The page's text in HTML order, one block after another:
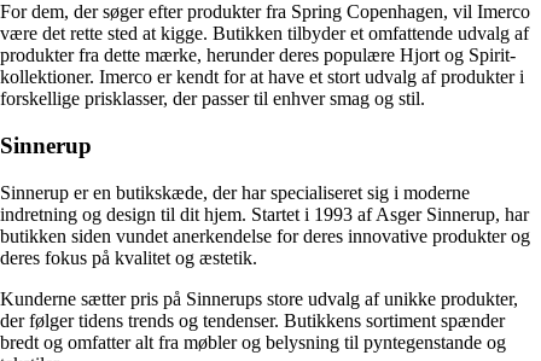
For dem, der søger efter produkter fra Spring Copenhagen, vil Imerco
være det rette sted at kigge. Butikken tilbyder et omfattende udvalg af
produkter fra dette mærke, herunder deres populære Hjort og Spirit-
kollektioner. Imerco er kendt for at have et stort udvalg af produkter i
forskellige prisklasser, der passer til enhver smag og stil.
Sinnerup
Sinnerup er en butikskæde, der har specialiseret sig i moderne
indretning og design til dit hjem. Startet i 1993 af Asger Sinnerup, har
butikken siden vundet anerkendelse for deres innovative produkter og
deres fokus på kvalitet og æstetik.
Kunderne sætter pris på Sinnerups store udvalg af unikke produkter,
der følger tidens trends og tendenser. Butikkens sortiment spænder
bredt og omfatter alt fra møbler og belysning til pyntegenstande og